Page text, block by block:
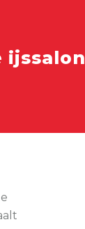
ijssalon